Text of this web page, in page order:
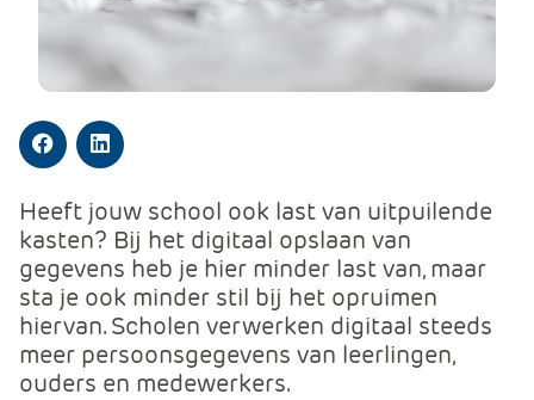
C
T
t
e
FacebookLinkedIn
Heeft jouw school ook last van uitpuilende
kasten? Bij het digitaal opslaan van
gegevens heb je hier minder last van, maar
sta je ook minder stil bij het opruimen
hiervan. Scholen verwerken digitaal steeds
meer persoonsgegevens van leerlingen,
ouders en medewerkers.